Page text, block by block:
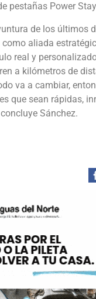
pestañas Power
de los últimos
aliada
real y
a kilómetros de
va a cambiar,
que sean rápidas,
Sánchez.